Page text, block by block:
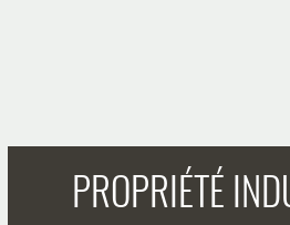
PROPRIÉTÉ